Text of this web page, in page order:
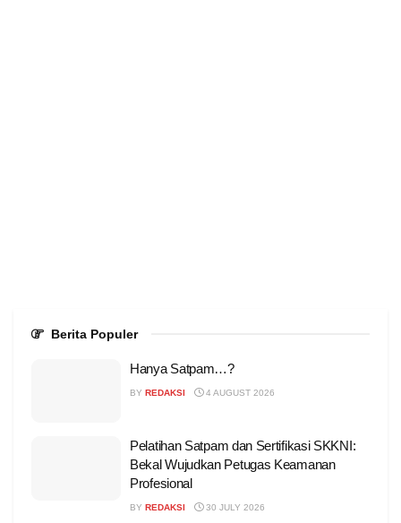
Berita Populer
Hanya Satpam…?
BY REDAKSI 4 AUGUST 2026
Pelatihan Satpam dan Sertifikasi SKKNI:
Bekal Wujudkan Petugas Keamanan
Profesional
BY REDAKSI 30 JULY 2026